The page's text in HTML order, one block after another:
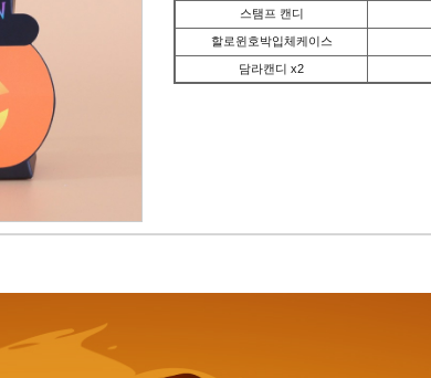
스탬프 캔디
할로윈호박입체케이스
담라캔디 x2